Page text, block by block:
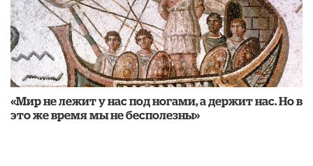
«Мир не лежит у нас под ногами, а держит нас. Но в
это же время мы не бесполезны»